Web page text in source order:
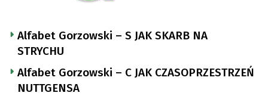
Alfabet Gorzowski – S JAK SKARB NA
STRYCHU
Alfabet Gorzowski – C JAK CZASOPRZESTRZEŃ
NUTTGENSA